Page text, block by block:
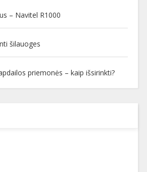
– Navitel R1000
šilauoges
priemonės – kaip išsirinkti?